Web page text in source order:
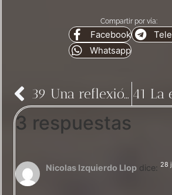
Compartir por vía:
Facebook
Whatsapp
39 Una reflexión sobre la noche
3 respuestas
Nicolas Izquierdo Llop dice: 28